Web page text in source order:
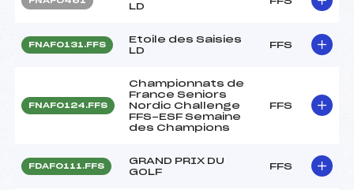
LD
FNAF0131.FFS
Etoile des Saisies
LD
FFS
FNAF0124.FFS
Championnats de
France Seniors
Nordic Challenge
FFS-ESF Semaine
des Champions
FFS
FDAF0111.FFS
GRAND PRIX DU
GOLF
FFS